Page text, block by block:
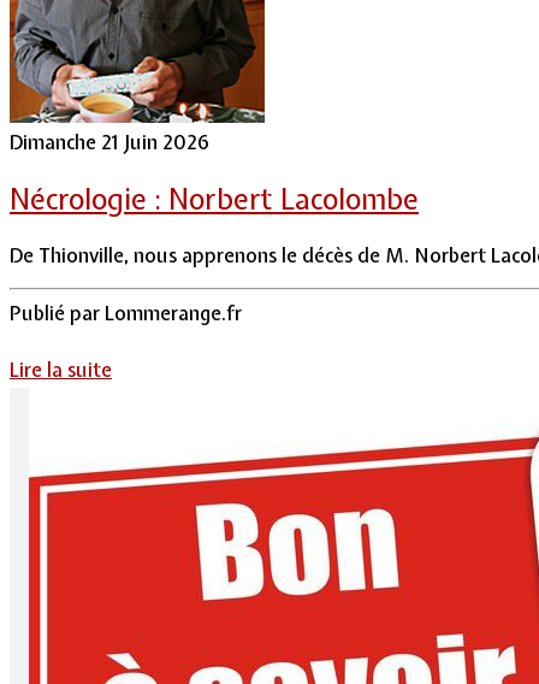
Dimanche 21 Juin 2026
Nécrologie : Norbert Lacolombe
De Thionville, nous apprenons le décès de M. Norbert
Publié par Lommerange.fr
Lire la suite